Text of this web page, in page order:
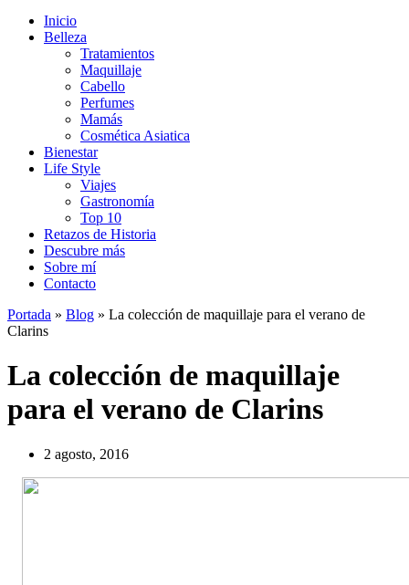
Inicio
Belleza
Tratamientos
Maquillaje
Cabello
Perfumes
Mamás
Cosmética Asiatica
Bienestar
Life Style
Viajes
Gastronomía
Top 10
Retazos de Historia
Descubre más
Sobre mí
Contacto
Portada » Blog » La colección de maquillaje para el verano de
Clarins
La colección de maquillaje
para el verano de Clarins
2 agosto, 2016